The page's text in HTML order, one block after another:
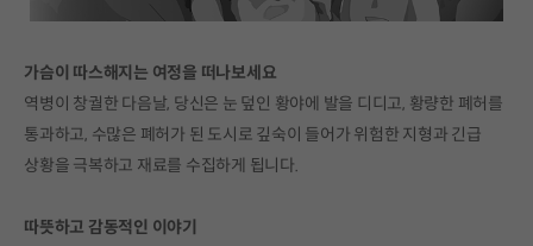
가슴이 따스해지는 여정을 떠나보세요
역병이 창궐한 다음날, 당신은 눈 덮인 황야에 발을 디디고, 황량한 폐허를
통과하고, 수많은 폐허가 된 도시로 깊숙이 들어가 위험한 지형과 긴급
상황을 극복하고 재료를 수집하게 됩니다.
따뜻하고 감동적인 이야기